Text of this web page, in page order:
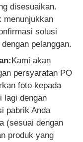
disesuaikan.
menunjukkan
solusi
pelanggan.
Kami akan
persyaratan PO
foto kepada
lagi dengan
pabrik Anda
(sesuai dengan
produk yang